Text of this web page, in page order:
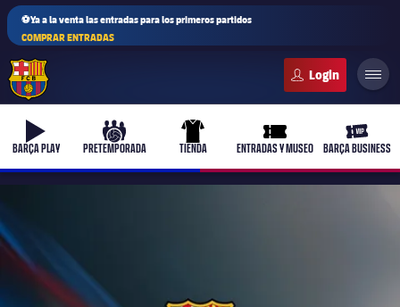
⚽Ya a la venta las entradas para los primeros partidos
COMPRAR ENTRADAS
b-play
BARÇA PLAY
culers-ball
PRETEMPORADA
uniform
TIENDA
ticket-full
ENTRADAS Y MUSEO
ticket-
BARÇA BUSINESS